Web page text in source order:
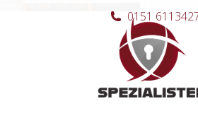
Hauptnavigation
0151